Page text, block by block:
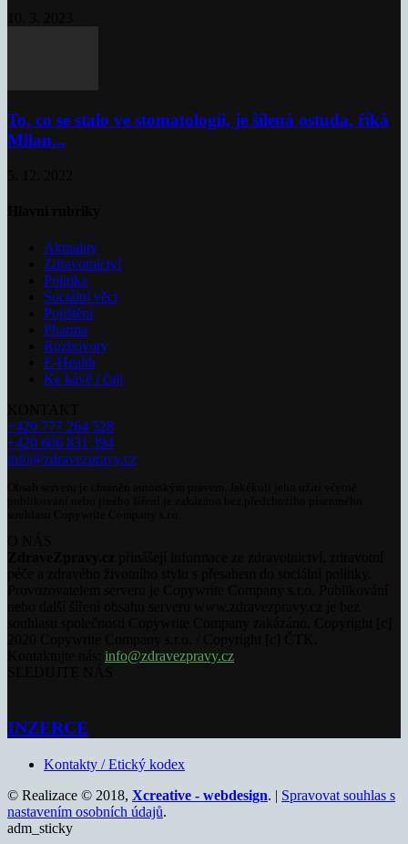
To, co se stalo ve stomatologii, je šílená ostuda, říká
Milan...
Aktuality
Zdravotnictví
Politika
Sociální věci
Pojištění
Pharma
Rozhovory
E-Health
Ke kávě i čaji
+420 777 264 528
+420 606 831 394
info@zdravezpravy.cz
info@zdravezpravy.cz
INZERCE
Kontakty / Etický kodex
© Realizace © 2018, Xcreative - webdesign. | Spravovat souhlas s
nastavením osobních údajů.
adm_sticky